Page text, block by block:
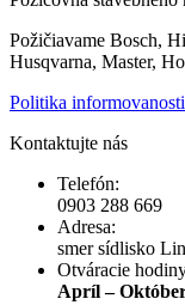
Požičiavame Bosch,
Husqvarna, Master,
Politika
Kontaktujte nás
Telefón:
0903 288 669
Adresa:
smer sídlisko
Otváracie
Apríl –